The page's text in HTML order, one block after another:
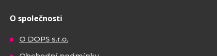
O společnosti
O DOPS s.r.o.